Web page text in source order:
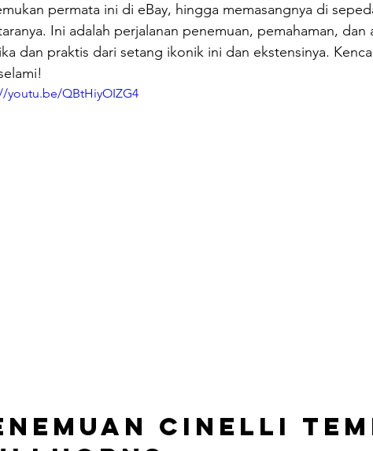
permata ini di eBay, hingga memasangnya di
Ini adalah perjalanan penemuan, pemahaman, dan
dan praktis dari setang ikonik ini dan ekstensinya.
youtu.be/QBtHiyOIZG4
Cinelli